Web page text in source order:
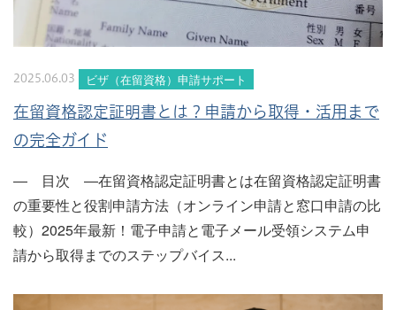
2025.06.03 ビザ（在留資格）申請サポート
在留資格認定証明書とは？申請から取得・活用まで
の完全ガイド
― 目次 ―在留資格認定証明書とは在留資格認定証明書
の重要性と役割申請方法（オンライン申請と窓口申請の比
較）2025年最新！電子申請と電子メール受領システム申
請から取得までのステップバイス...